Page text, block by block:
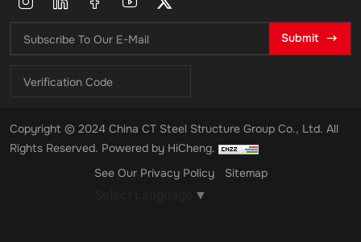
Submit
Copyright © 2024 China CT Steel Structure Group Co., Ltd. All
Rights Reserved. Powered by HiCheng.
See Our Privacy Policy
Sitemap
▼